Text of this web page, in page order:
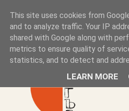
Книжен
Блог на книжарницата —
ул. „Оборище" 117, София·
This site uses cookies from
and to analyze traffic. Your IP
shared with Google along with
metrics to ensure quality of
statistics, and to detect and
LEARN MORE